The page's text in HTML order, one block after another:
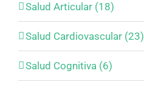
Salud Articular (18)
Salud Cardiovascular (23)
Salud Cognitiva (6)